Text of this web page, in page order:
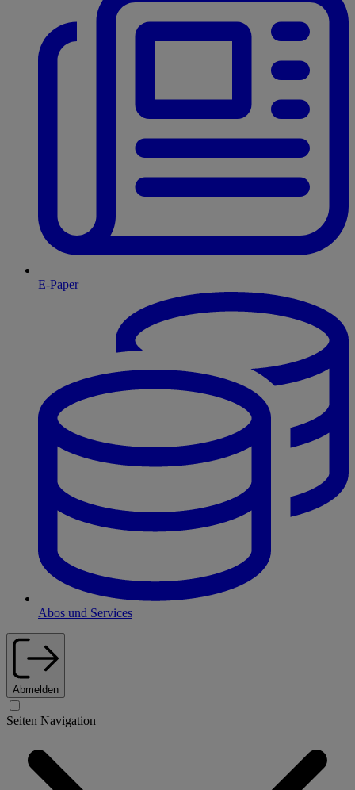
E-Paper
Abos und Services
Abmelden
Seiten Navigation